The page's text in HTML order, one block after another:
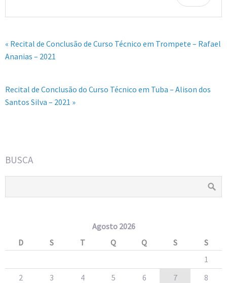
« Recital de Conclusão de Curso Técnico em Trompete – Rafael
Ananias – 2021
Recital de Conclusão do Curso Técnico em Tuba – Alison dos
Santos Silva – 2021 »
BUSCA
Agosto 2026
D
S T Q Q S
S
1
2
3 4 5 6 7
8